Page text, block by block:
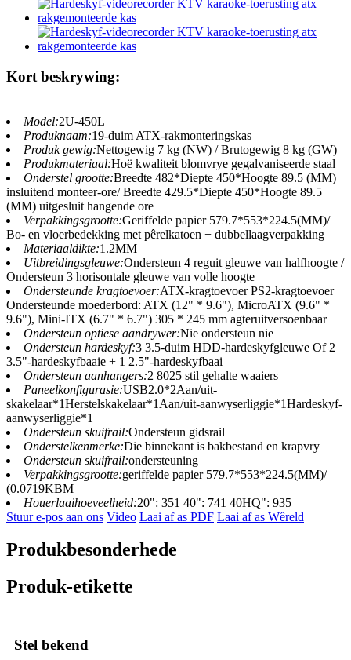
Kort beskrywing:
Model:2U-450L
Produknaam:19-duim ATX-rakmonteringskas
Produk gewig:Nettogewig 7 kg (NW) / Brutogewig 8 kg (GW)
Produkmateriaal:Hoë kwaliteit blomvrye gegalvaniseerde staal
Onderstel grootte:Breedte 482*Diepte 450*Hoogte 89.5 (MM)
insluitend monteer-ore/ Breedte 429.5*Diepte 450*Hoogte 89.5
(MM) uitgesluit hangende ore
Verpakkingsgrootte:Geriffelde papier 579.7*553*224.5(MM)/
Bo- en vloerbedekking met pêrelkatoen + dubbellaagverpakking
Materiaaldikte:1.2MM
Uitbreidingsgleuwe:Ondersteun 4 reguit gleuwe van halfhoogte /
Ondersteun 3 horisontale gleuwe van volle hoogte
Ondersteunde kragtoevoer:ATX-kragtoevoer PS2-kragtoevoer
Ondersteunde moederbord: ATX (12" * 9.6"), MicroATX (9.6" *
9.6"), Mini-ITX (6.7" * 6.7") 305 * 245 mm agteruitversoenbaar
Ondersteun optiese aandrywer:Nie ondersteun nie
Ondersteun hardeskyf:3 3.5-duim HDD-hardeskyfgleuwe Of 2
3.5"-hardeskyfbaaie + 1 2.5"-hardeskyfbaai
Ondersteun aanhangers:2 8025 stil gehalte waaiers
Paneelkonfigurasie:USB2.0*2Aan/uit-
skakelaar*1Herstelskakelaar*1Aan/uit-aanwyserliggie*1Hardeskyf-
aanwyserliggie*1
Ondersteun skuifrail:Ondersteun gidsrail
Onderstelkenmerke:Die binnekant is bakbestand en krapvry
Ondersteun skuifrail:ondersteuning
Verpakkingsgrootte:geriffelde papier 579.7*553*224.5(MM)/
(0.0719KBM
Houerlaaihoeveelheid:20": 351 40": 741 40HQ": 935
Stuur e-pos aan ons Video Laai af as PDF Laai af as Wêreld
Produkbesonderhede
Produk-etikette
Stel bekend